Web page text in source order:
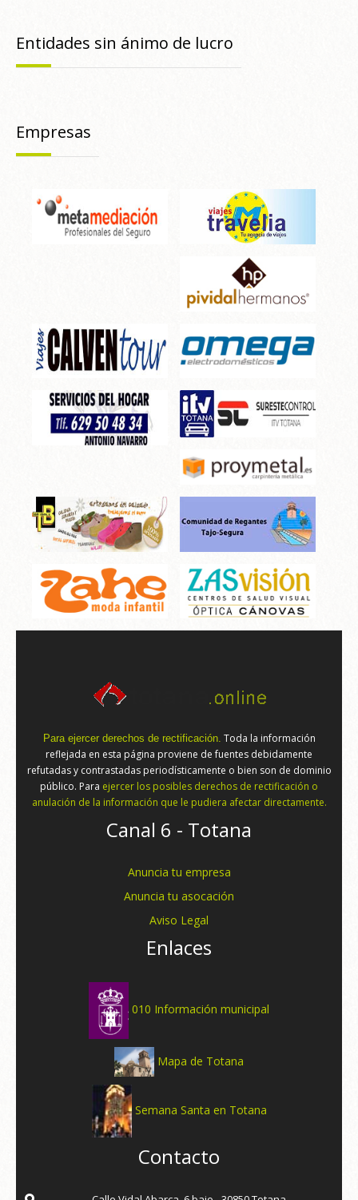
Entidades sin ánimo de lucro
Empresas
Para ejercer derechos de rectificación. Toda la información
reflejada en esta página proviene de fuentes debidamente
refutadas y contrastadas periodísticamente o bien son de dominio
público. Para ejercer los posibles derechos de rectificación o
anulación de la información que le pudiera afectar directamente.
Canal 6 - Totana
Anuncia tu empresa
Anuncia tu asocación
Aviso Legal
Enlaces
010 Información municipal
Mapa de Totana
Semana Santa en Totana
Contacto